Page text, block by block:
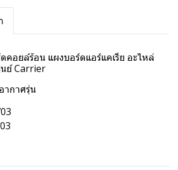
คอยล์ร้อน แผงบอร์ดแอร์แคเรีย อะไหล่
ย์ Carrier
ากาศรุ่น